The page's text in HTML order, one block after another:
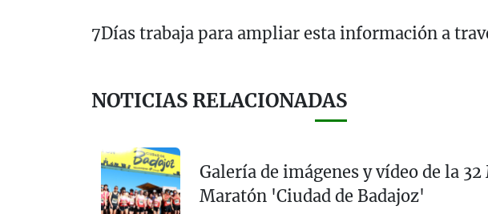
7Días trabaja para ampliar esta información a
NOTICIAS RELACIONADAS
Galería de imágenes y vídeo de la
Maratón 'Ciudad de Badajoz'